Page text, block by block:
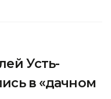
Усть-
в «дачном